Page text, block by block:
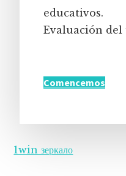
educativos.
Evaluación del
Comencemos
1win зеркало